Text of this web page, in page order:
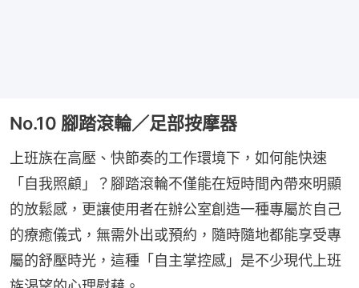
No.10 腳踏滾輪／足部按摩器
上班族在高壓、快節奏的工作環境下，如何能快速
「自我照顧」？腳踏滾輪不僅能在短時間內帶來明顯
的放鬆感，更讓使用者在辦公室創造一種專屬於自己
的療癒儀式，無需外出或預約，隨時隨地都能享受專
屬的舒壓時光，這種「自主掌控感」是不少現代上班